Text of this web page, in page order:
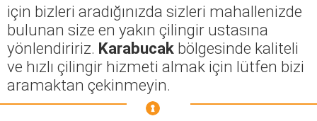
için bizleri aradığınızda sizleri mahallenizde
bulunan size en yakın çilingir ustasına
yönlendiririz. Karabucak bölgesinde kaliteli
ve hızlı çilingir hizmeti almak için lütfen bizi
aramaktan çekinmeyin.